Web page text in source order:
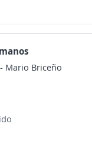
- Mario Briceño